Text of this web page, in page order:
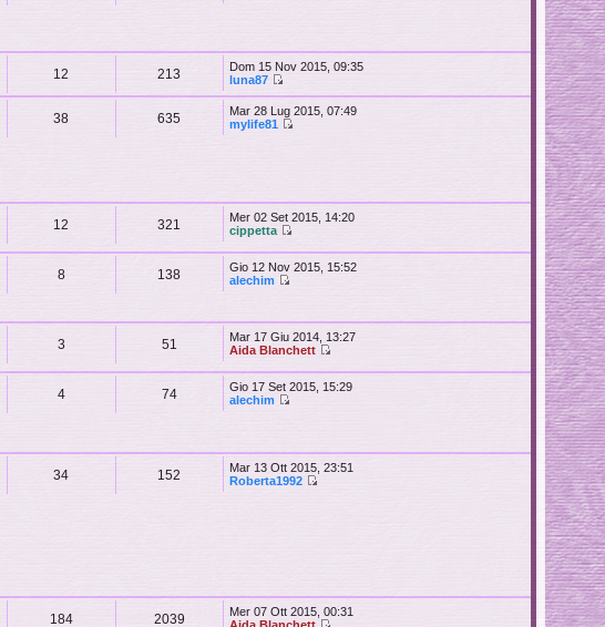
12 213
Dom 15 Nov 2015, 09:35
luna87
38 635
Mar 28 Lug 2015, 07:49
mylife81
12 321
Mer 02 Set 2015, 14:20
cippetta
8 138
Gio 12 Nov 2015, 15:52
alechim
3 51
Mar 17 Giu 2014, 13:27
Aida Blanchett
4 74
Gio 17 Set 2015, 15:29
alechim
34 152
Mar 13 Ott 2015, 23:51
Roberta1992
184 2039
Mer 07 Ott 2015, 00:31